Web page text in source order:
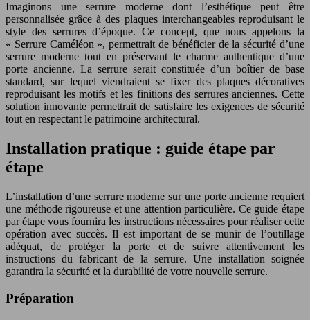
Imaginons une serrure moderne dont l’esthétique peut être
personnalisée grâce à des plaques interchangeables reproduisant le
style des serrures d’époque. Ce concept, que nous appelons la
« Serrure Caméléon », permettrait de bénéficier de la sécurité d’une
serrure moderne tout en préservant le charme authentique d’une
porte ancienne. La serrure serait constituée d’un boîtier de base
standard, sur lequel viendraient se fixer des plaques décoratives
reproduisant les motifs et les finitions des serrures anciennes. Cette
solution innovante permettrait de satisfaire les exigences de sécurité
tout en respectant le patrimoine architectural.
Installation pratique : guide étape par
étape
L’installation d’une serrure moderne sur une porte ancienne requiert
une méthode rigoureuse et une attention particulière. Ce guide étape
par étape vous fournira les instructions nécessaires pour réaliser cette
opération avec succès. Il est important de se munir de l’outillage
adéquat, de protéger la porte et de suivre attentivement les
instructions du fabricant de la serrure. Une installation soignée
garantira la sécurité et la durabilité de votre nouvelle serrure.
Préparation